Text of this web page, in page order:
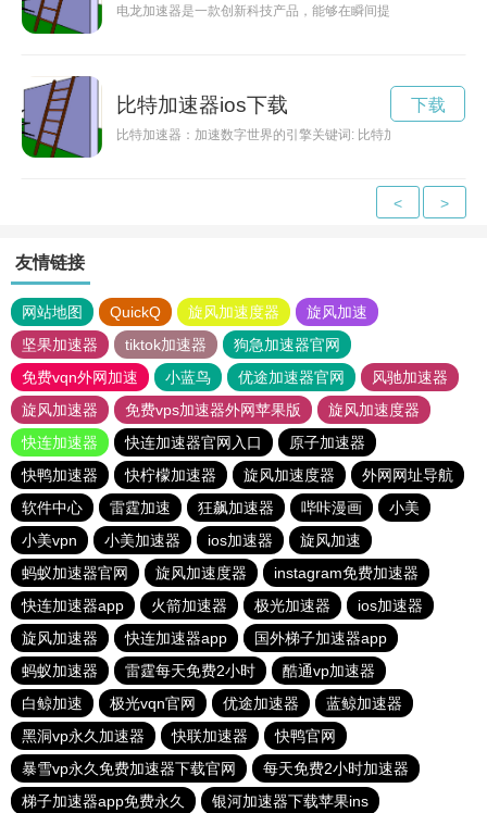
电龙加速器是一款创新科技产品，能够在瞬间提升设备运行速
比特加速器ios下载
比特加速器：加速数字世界的引擎关键词: 比特加速器，数字
下载
< >
友情链接
网站地图 QuickQ 旋风加速度器
旋风加速
坚果加速器
tiktok加速器
狗急加速器官网
免费vqn外网加速
小蓝鸟 优途加速器官网
风驰加速器
旋风加速器
免费vps加速器外网苹果版
旋风加速度器
快连加速器
快连加速器官网入口
原子加速器
快鸭加速器
快柠檬加速器 旋风加速度器
外网网址导航
软件中心
雷霆加速 狂飙加速器 哔咔漫画
小美
小美vpn
小美加速器 ios加速器
旋风加速
蚂蚁加速器官网
旋风加速度器
instagram免费加速器
快连加速器app
火箭加速器 极光加速器
ios加速器
旋风加速器
快连加速器app
国外梯子加速器app
蚂蚁加速器
雷霆每天免费2小时
酷通vp加速器
白鲸加速
极光vqn官网 优途加速器
蓝鲸加速器
黑洞vp永久加速器
快联加速器
快鸭官网
暴雪vp永久免费加速器下载官网
每天免费2小时加速器
梯子加速器app免费永久
银河加速器下载苹果ins